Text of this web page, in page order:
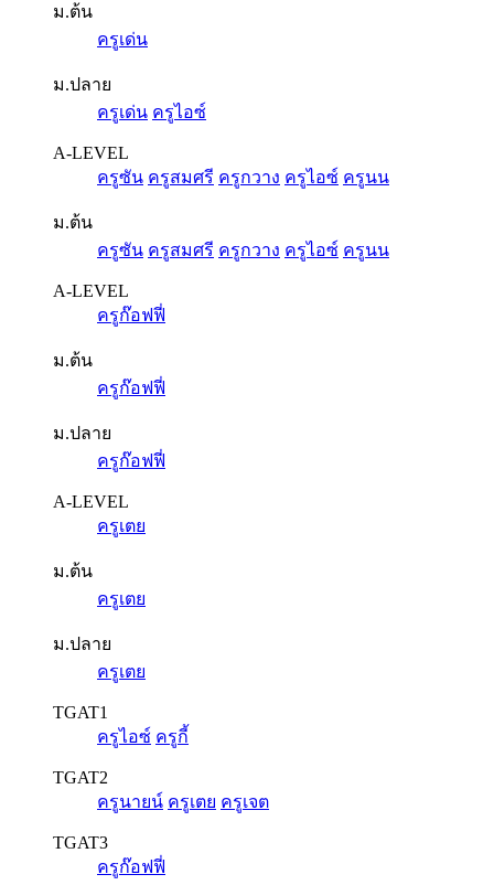
ม.ต้น
ครูเด่น
ม.ปลาย
ครูเด่น ครูไอซ์
A-LEVEL
ครูซัน ครูสมศรี ครูกวาง ครูไอซ์ ครูนน
ม.ต้น
ครูซัน ครูสมศรี ครูกวาง ครูไอซ์ ครูนน
A-LEVEL
ครูก๊อฟฟี่
ม.ต้น
ครูก๊อฟฟี่
ม.ปลาย
ครูก๊อฟฟี่
A-LEVEL
ครูเตย
ม.ต้น
ครูเตย
ม.ปลาย
ครูเตย
TGAT1
ครูไอซ์ ครูกี้
TGAT2
ครูนายน์ ครูเตย ครูเจต
TGAT3
ครูก๊อฟฟี่